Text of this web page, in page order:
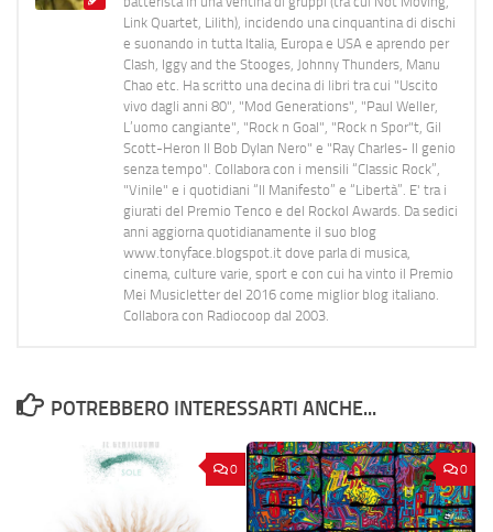
Link Quartet, Lilith), incidendo una cinquantina di dischi
e suonando in tutta Italia, Europa e USA e aprendo per
Clash, Iggy and the Stooges, Johnny Thunders, Manu
Chao etc. Ha scritto una decina di libri tra cui "Uscito
vivo dagli anni 80", "Mod Generations", "Paul Weller,
L’uomo cangiante", "Rock n Goal", "Rock n Spor"t, Gil
Scott-Heron Il Bob Dylan Nero" e "Ray Charles- Il genio
senza tempo". Collabora con i mensili “Classic Rock”,
"Vinile" e i quotidiani “Il Manifesto” e “Libertà”. E' tra i
giurati del Premio Tenco e del Rockol Awards. Da sedici
anni aggiorna quotidianamente il suo blog
www.tonyface.blogspot.it dove parla di musica,
cinema, culture varie, sport e con cui ha vinto il Premio
Mei Musicletter del 2016 come miglior blog italiano.
Collabora con Radiocoop dal 2003.
POTREBBERO INTERESSARTI ANCHE...
0 0